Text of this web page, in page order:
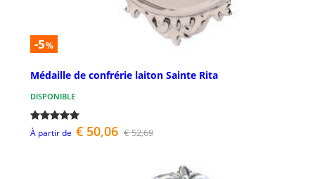
-5%
Médaille de confrérie laiton Sainte Rita
DISPONIBLE
À partir de € 50,06 € 52,69